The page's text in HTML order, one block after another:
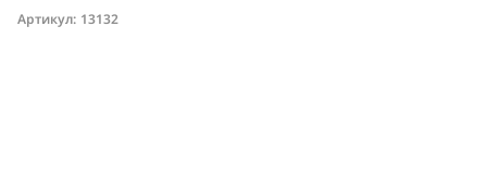
Артикул: 13132